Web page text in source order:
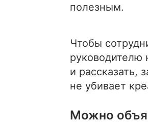
полезным.
Чтобы
руководителю
и рассказать,
не убивает
Можно